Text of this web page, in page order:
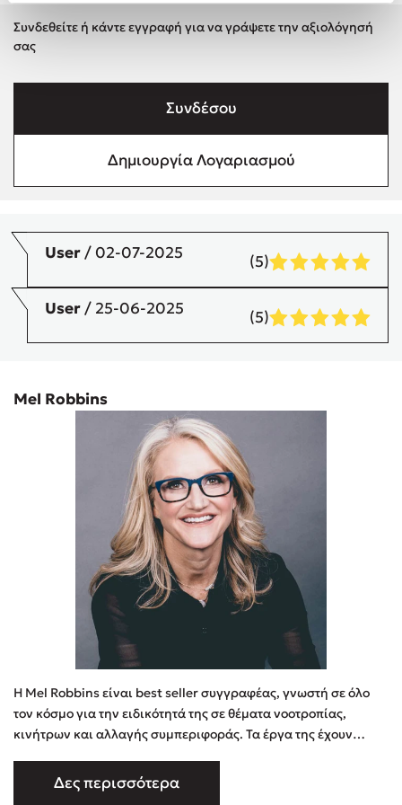
Συνδεθείτε ή κάντε εγγραφή για να γράψετε την αξιολόγησή
σας
Συνδέσου
Δημιουργία Λογαριασμού
User/ 02-07-2025 (5)
User/ 25-06-2025 (5)
Mel Robbins
Η Mel Robbins είναι best seller συγγραφέας, γνωστή σε όλο
τον κόσμο για την ειδικότητά της σε θέματα νοοτροπίας,
κινήτρων και αλλαγής συμπεριφοράς. Τα έργα της έχουν
βιβλίων, επτά #1 audiobooks και δισεκατομμύρια προβολές
βίντεο, ο αντίκτυπος της Mel είναι παγκόσμιος. Μέσω του The
Δες περισσότερα